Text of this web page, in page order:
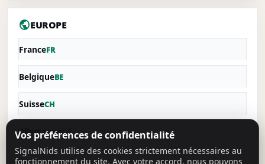
publicEUROPE
FranceFR
BelgiqueBE
SuisseCH
AllemagneDE
Vos préférences de confidentialité
SignalNids utilise des cookies strictement nécessaires au
fonctionnement du site. Avec votre accord, nous pouvons